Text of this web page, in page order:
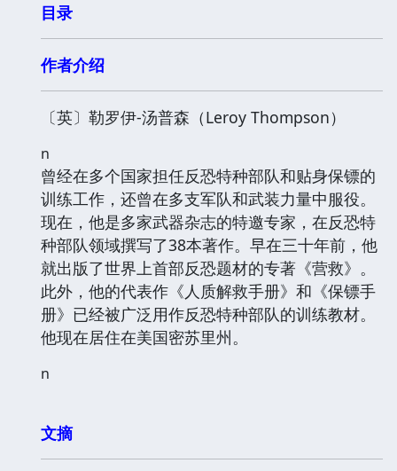
目录
作者介绍
〔英〕勒罗伊-汤普森（Leroy Thompson）
n
曾经在多个国家担任反恐特种部队和贴身保镖的
训练工作，还曾在多支军队和武装力量中服役。
现在，他是多家武器杂志的特邀专家，在反恐特
种部队领域撰写了38本著作。早在三十年前，他
就出版了世界上首部反恐题材的专著《营救》。
此外，他的代表作《人质解救手册》和《保镖手
册》已经被广泛用作反恐特种部队的训练教材。
他现在居住在美国密苏里州。
n
文摘